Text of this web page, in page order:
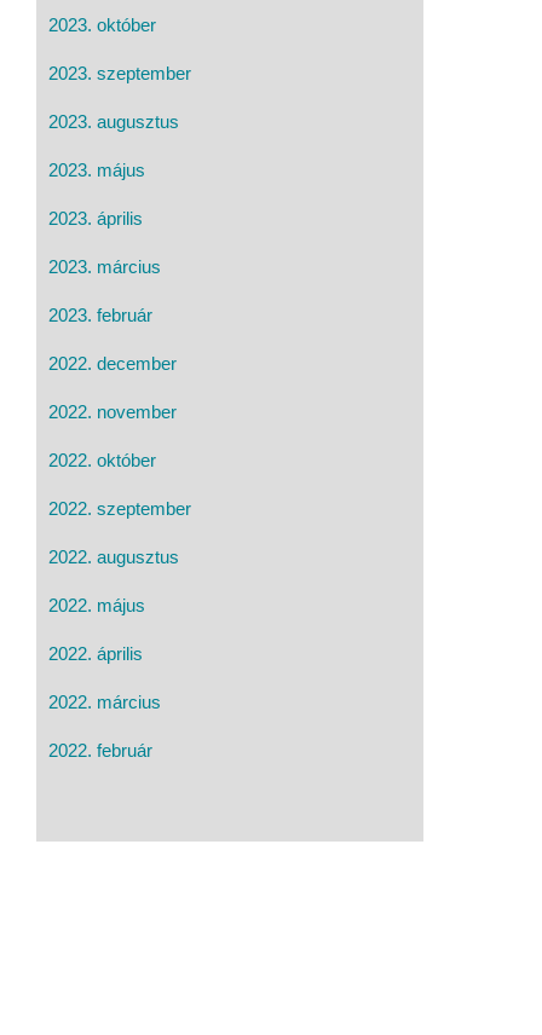
2023. október
2023. szeptember
2023. augusztus
2023. május
2023. április
2023. március
2023. február
2022. december
2022. november
2022. október
2022. szeptember
2022. augusztus
2022. május
2022. április
2022. március
2022. február